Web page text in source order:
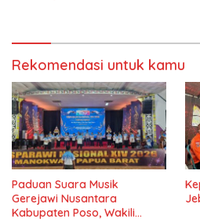
Rekomendasi untuk kamu
Paduan Suara Musik
Gerejawi Nusantara
Kabupaten Poso, Wakili